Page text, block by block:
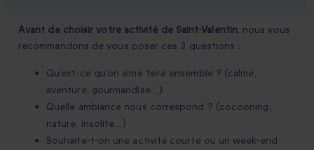
Avant de choisir votre activité de Saint-Valentin, nous vous
recommandons de vous poser ces 3 questions :
Qu’est-ce qu’on aime faire ensemble ? (calme,
aventure, gourmandise…)
Quelle ambiance nous correspond ? (cocooning,
nature, insolite…)
Souhaite-t-on une activité courte ou un week-end